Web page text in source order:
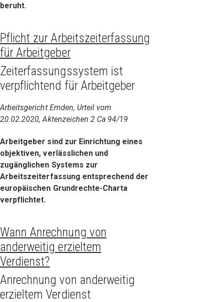
beruht.
Pflicht zur Arbeitszeiterfassung
für Arbeitgeber
Zeiterfassungssystem ist
verpflichtend für Arbeitgeber
Arbeitsgericht Emden, Urteil vom
20.02.2020, Aktenzeichen 2 Ca 94/19
Arbeitgeber sind zur Einrichtung eines
objektiven, verlässlichen und
zugänglichen Systems zur
Arbeitszeiterfassung entsprechend der
europäischen Grundrechte-Charta
verpflichtet.
Wann Anrechnung von
anderweitig erzieltem
Verdienst?
Anrechnung von anderweitig
erzieltem Verdienst